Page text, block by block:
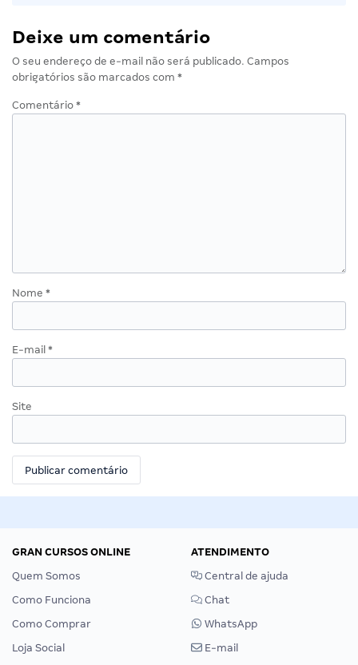
Deixe um comentário
O seu endereço de e-mail não será publicado. Campos
obrigatórios são marcados com *
Comentário *
Nome *
E-mail *
Site
GRAN CURSOS ONLINE
Quem Somos
Como Funciona
Como Comprar
Loja Social
ATENDIMENTO
Central de ajuda
Chat
WhatsApp
E-mail